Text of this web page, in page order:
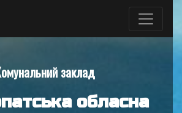
заклад
обласна